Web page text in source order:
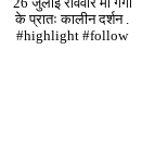
के प्रातः कालीन दर्शन .
#highlight #follow